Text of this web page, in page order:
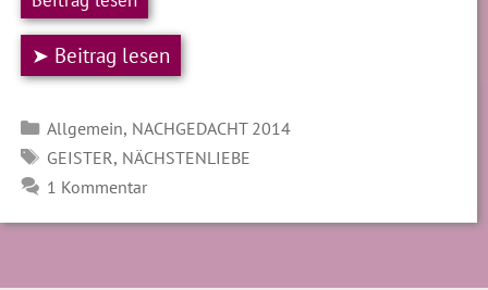
➤ Beitrag lesen
Kategorien
Allgemein, NACHGEDACHT 2014
SCHLAGWÖRTER
GEISTER, NÄCHSTENLIEBE
1 Kommentar